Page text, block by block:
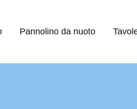
Pannolino da nuoto